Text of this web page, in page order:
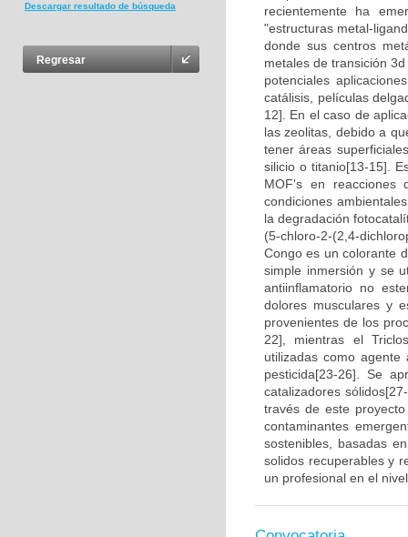
Descargar resultado de búsqueda
Regresar
recientemente ha
"estructuras metal-
donde sus centros
metales de transición
potenciales
catálisis, películas
12]. En el caso de
las zeolitas, debido a
tener áreas
silicio o titanio[13-15].
MOF's en reacciones
condiciones
la degradación
(5-chloro-2-(2,4-
Congo es un colorante
simple inmersión y se
antiinflamatorio no
dolores musculares y
provenientes de los
22], mientras el
utilizadas como agente
pesticida[23-26]. Se
catalizadores
través de este
contaminantes
sostenibles, basadas
solidos recuperables y
un profesional en el